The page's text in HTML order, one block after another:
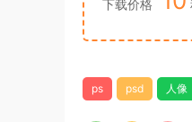
下载价格
ps psd 人像